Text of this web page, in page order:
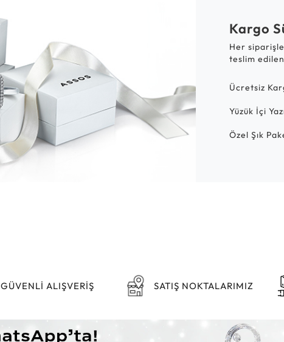
Kargo
Her
teslim
Ücretsiz
Yüzük İçi
Özel Şık
GÜVENLİ ALIŞVERİŞ SATIŞ NOKTALARIMIZ